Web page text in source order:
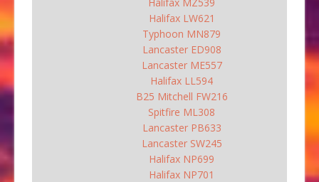
Halifax LW621
Typhoon MN879
Lancaster ED908
Lancaster ME557
Halifax LL594
B25 Mitchell FW216
Spitfire ML308
Lancaster PB633
Lancaster SW245
Halifax NP699
Halifax NP701